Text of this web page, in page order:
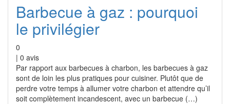
Barbecue à gaz : pourquoi
le privilégier
0
| 0 avis
Par rapport aux barbecues à charbon, les barbecues à gaz
sont de loin les plus pratiques pour cuisiner. Plutôt que de
perdre votre temps à allumer votre charbon et attendre qu’il
soit complètement incandescent, avec un barbecue (…)